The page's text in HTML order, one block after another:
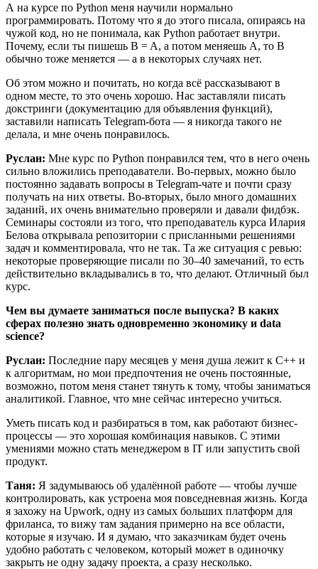
А на курсе по Python меня научили нормально
программировать. Потому что я до этого писала, опираясь на
чужой код, но не понимала, как Python работает внутри.
Почему, если ты пишешь B = A, а потом меняешь A, то B
обычно тоже меняется — а в некоторых случаях нет.
Об этом можно и почитать, но когда всё рассказывают в
одном месте, то это очень хорошо. Нас заставляли писать
докстринги (документацию для объявления функций),
заставили написать Telegram-бота — я никогда такого не
делала, и мне очень понравилось.
Руслан: Мне курс по Python понравился тем, что в него очень
сильно вложились преподаватели. Во-первых, можно было
постоянно задавать вопросы в Telegram-чате и почти сразу
получать на них ответы. Во-вторых, было много домашних
заданий, их очень внимательно проверяли и давали фидбэк.
Семинары состояли из того, что преподаватель курса Илария
Белова открывала репозитории с присланными решениями
задач и комментировала, что не так. Та же ситуация с ревью:
некоторые проверяющие писали по 30–40 замечаний, то есть
действительно вкладывались в то, что делают. Отличный был
курс.
Чем вы думаете заниматься после выпуска? В каких
сферах полезно знать одновременно экономику и data
science?
Руслан: Последние пару месяцев у меня душа лежит к C++ и
к алгоритмам, но мои предпочтения не очень постоянные,
возможно, потом меня станет тянуть к тому, чтобы заниматься
аналитикой. Главное, что мне сейчас интересно учиться.
Уметь писать код и разбираться в том, как работают бизнес-
процессы — это хорошая комбинация навыков. С этими
умениями можно стать менеджером в IT или запустить свой
продукт.
Таня: Я задумываюсь об удалённой работе — чтобы лучше
контролировать, как устроена моя повседневная жизнь. Когда
я захожу на Upwork, одну из самых больших платформ для
фриланса, то вижу там задания примерно на все области,
которые я изучаю. И я думаю, что заказчикам будет очень
удобно работать с человеком, который может в одиночку
закрыть не одну задачу проекта, а сразу несколько.